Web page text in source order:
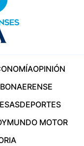
OPINIÓN
DEPORTES
MUNDO MOTOR